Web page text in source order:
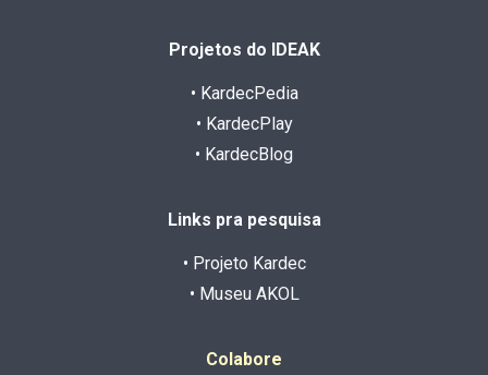
Projetos do IDEAK
• KardecPedia
• KardecPlay
• KardecBlog
Links pra pesquisa
• Projeto Kardec
• Museu AKOL
Colabore